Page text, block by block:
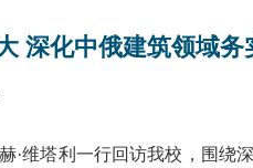
深化中俄建筑领域务
·维塔利一行回访我校，围绕